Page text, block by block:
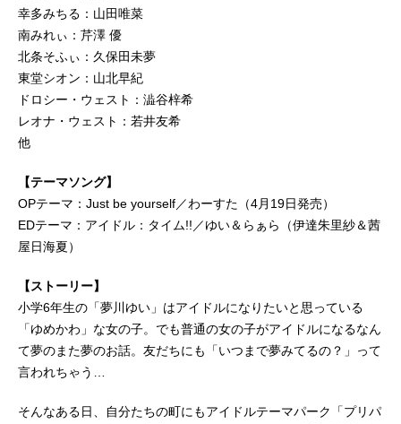
幸多みちる：山田唯菜
南みれぃ：芹澤 優
北条そふぃ：久保田未夢
東堂シオン：山北早紀
ドロシー・ウェスト：澁谷梓希
レオナ・ウェスト：若井友希
他
【テーマソング】
OPテーマ：Just be yourself／わーすた（4月19日発売）
EDテーマ：アイドル：タイム!!／ゆい＆らぁら（伊達朱里紗＆茜
屋日海夏）
【ストーリー】
小学6年生の「夢川ゆい」はアイドルになりたいと思っている
「ゆめかわ」な女の子。でも普通の女の子がアイドルになるなん
て夢のまた夢のお話。友だちにも「いつまで夢みてるの？」って
言われちゃう…
そんなある日、自分たちの町にもアイドルテーマパーク「プリパ